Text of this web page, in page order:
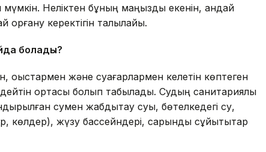
Неліктен бұның маңызды екенін, қандай
керектігін талқылайық.
болады?
және суағарлармен келетін көптеген
ортасы болып табылады. Судың санитариялық
сумен жабдықтау суы, бөтелкедегі су,
көлдер), жүзу бассейндері, сарқынды сұйықтықтар